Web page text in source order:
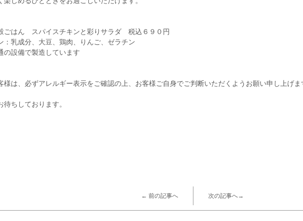
ごはん スパイスチキンと彩りサラダ 税込６９０円
乳成分、大豆、鶏肉、りんご、ゼラチン
設備で製造しています
は、必ずアレルギー表示をご確認の上、お客様ご自身でご判断いただくようお願い申し上げま
ちしております。
← 前の記事へ 次の記事へ→